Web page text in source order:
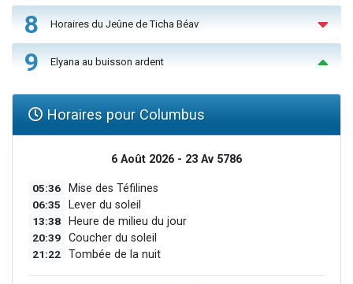
8 Horaires du Jeûne de Ticha Béav
9 Elyana au buisson ardent
Horaires pour Columbus
6 Août 2026 - 23 Av 5786
05:36 Mise des Téfilines
06:35 Lever du soleil
13:38 Heure de milieu du jour
20:39 Coucher du soleil
21:22 Tombée de la nuit